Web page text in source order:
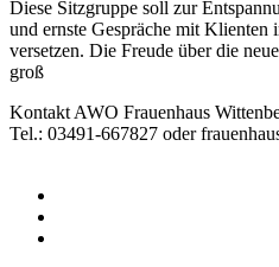
Diese Sitzgruppe soll zur
und ernste Gespräche mit Klienten
versetzen. Die Freude über die
groß
Kontakt AWO Frauenhaus
Tel.: 03491-667827 oder